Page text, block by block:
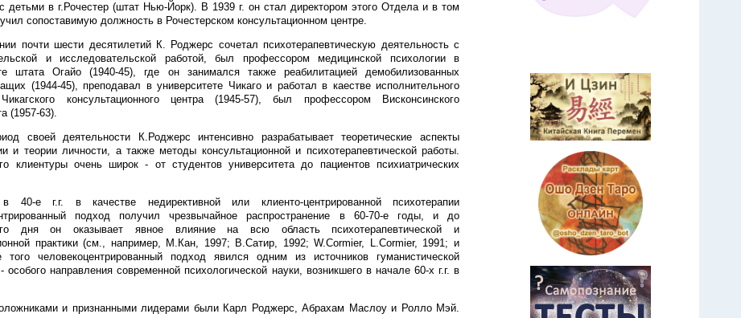
детьми в г.Рочестер (штат Нью-Йорк). В 1939 г. он стал директором этого Отдела и в том
сопоставимую должность в Рочестерском консультационном центре.
почти шести десятилетий К. Роджерс сочетал психотерапевтическую деятельность с
и исследовательской работой, был профессором медицинской психологии в
штата Огайо (1940-45), где он занимался также реабилитацией демобилизованных
(1944-45), преподавал в университете Чикаго и работал в каестве исполнительного
консультационного центра (1945-57), был профессором Висконсинского
(1957-63).
своей деятельности К.Роджерс интенсивно разрабатывает теоретические аспекты
и теории личности, а также методы консультационной и психотерапевтической работы.
клиентуры очень широк - от студентов университета до пациентов психиатрических
в 40-е г.г. в качестве недирективной или клиенто-центрированной психотерапии
подход получил чрезвычайное распространение в 60-70-е годы, и до
дня он оказывает явное влияние на всю область психотерапевтической и
практики (см., например, М.Кан, 1997; В.Сатир, 1992; W.Cormier, L.Cormier, 1991; и
человекоцентрированный подход явился одним из источников гуманистической
особого направления современной психологической науки, возникшего в начале 60-х г.г. в
и признанными лидерами были Карл Роджерс, Абрахам Маслоу и Ролло Мэй.